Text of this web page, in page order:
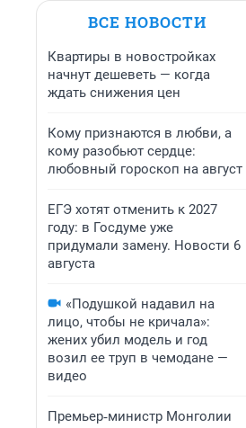
ВСЕ НОВОСТИ
Квартиры в новостройках
начнут дешеветь — когда
ждать снижения цен
Кому признаются в любви, а
кому разобьют сердце:
любовный гороскоп на август
ЕГЭ хотят отменить к 2027
году: в Госдуме уже
придумали замену. Новости 6
августа
«Подушкой надавил на
лицо, чтобы не кричала»:
жених убил модель и год
возил ее труп в чемодане —
видео
Премьер‑министр Монголии